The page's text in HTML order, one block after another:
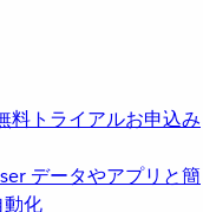
トライアルお申込み
データやアプリと簡
化